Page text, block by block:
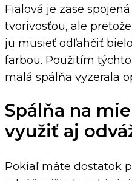
Fialová je zase
tvorivosťou, ale
ju musieť odľahčiť
farbou. Použitím
malá spálňa vyzerala
Spálňa na
využiť aj
Pokiaľ máte dostatok